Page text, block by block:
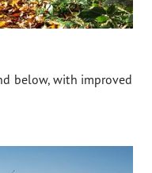
below, with improved